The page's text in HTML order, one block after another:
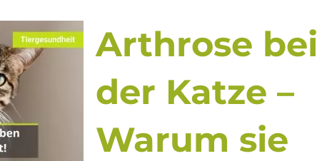
Arthrose bei
der Katze –
Warum sie